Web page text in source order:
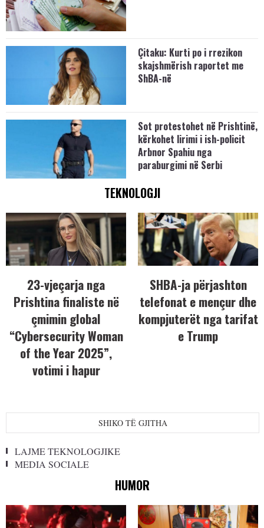
Çitaku: Kurti po i rrezikon
skajshmërish raportet me
ShBA-në
Sot protestohet në Prishtinë,
kërkohet lirimi i ish-policit
Arbnor Spahiu nga
paraburgimi në Serbi
TEKNOLOGJI
23-vjeçarja nga
Prishtina finaliste në
çmimin global
“Cybersecurity Woman
of the Year 2025”,
votimi i hapur
SHBA-ja përjashton
telefonat e mençur dhe
kompjuterët nga tarifat
e Trump
SHIKO TË GJITHA
LAJME TEKNOLOGJIKE
MEDIA SOCIALE
HUMOR